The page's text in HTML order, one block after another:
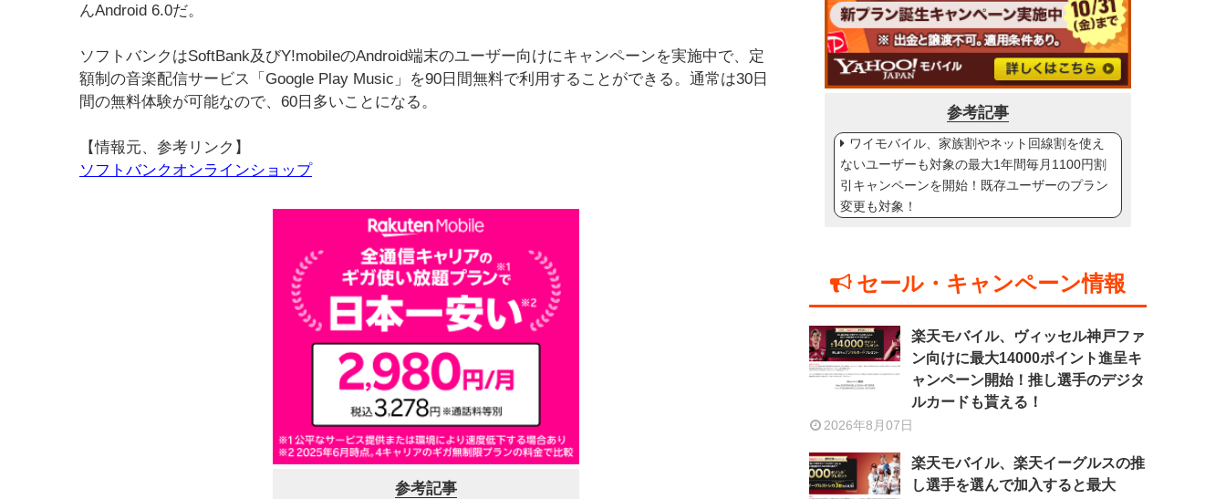
んAndroid 6.0だ。
ソフトバンクはSoftBank及びY!mobileのAndroid端末のユーザー向けにキャンペーンを実施中で、定
額制の音楽配信サービス「Google Play Music」を90日間無料で利用することができる。通常は30日
間の無料体験が可能なので、60日多いことになる。
【情報元、参考リンク】
ソフトバンクオンラインショップ
参考記事
参考記事
ワイモバイル、家族割やネット回線割を使え
ないユーザーも対象の最大1年間毎月1100円割
引キャンペーンを開始！既存ユーザーのプラン
変更も対象！
セール・キャンペーン情報
楽天モバイル、ヴィッセル神戸ファ
ン向けに最大14000ポイント進呈キ
ャンペーン開始！推し選手のデジタ
ルカードも貰える！
2026年8月07日
楽天モバイル、楽天イーグルスの推
し選手を選んで加入すると最大